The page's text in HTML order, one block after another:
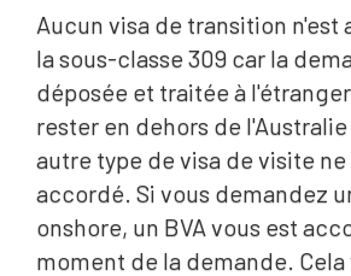
Aucun visa de transition n'est
la sous-classe 309 car la
déposée et traitée à
rester en dehors de
autre type de visa de visite
accordé. Si vous demandez
onshore, un BVA vous est
moment de la demande.